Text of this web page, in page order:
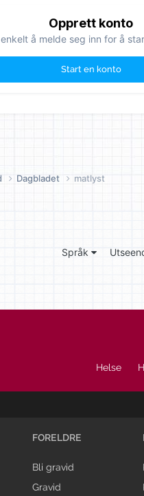
Opprett konto
å melde seg inn for å
Start en konto
Dagbladet matlyst
Språk
Helse
FORELDRE
Bli gravid
Gravid